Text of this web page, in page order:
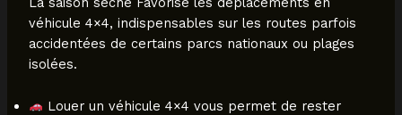
véhicule 4×4, indispensables sur les routes parfois
accidentées de certains parcs nationaux ou plages
isolées.
Louer un véhicule 4×4 vous permet de rester